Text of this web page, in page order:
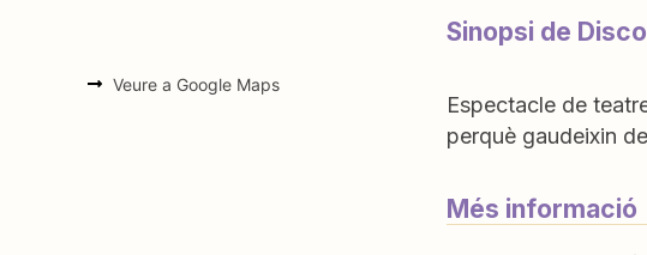
Veure a Google Maps
Sinopsi de
Espectacle de
perquè gaudeixin
Més informació